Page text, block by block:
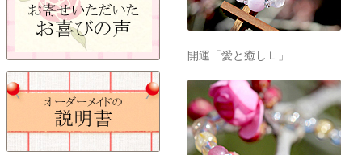
開運「愛と癒しＬ」